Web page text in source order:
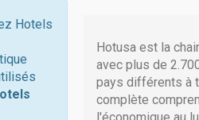
Hotels
Hotusa est la
avec plus de
pays différents à
complète